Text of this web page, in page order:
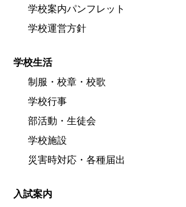
学校案内パンフレット
学校運営方針
学校生活
制服・校章・校歌
学校行事
部活動・生徒会
学校施設
災害時対応・各種届出
入試案内